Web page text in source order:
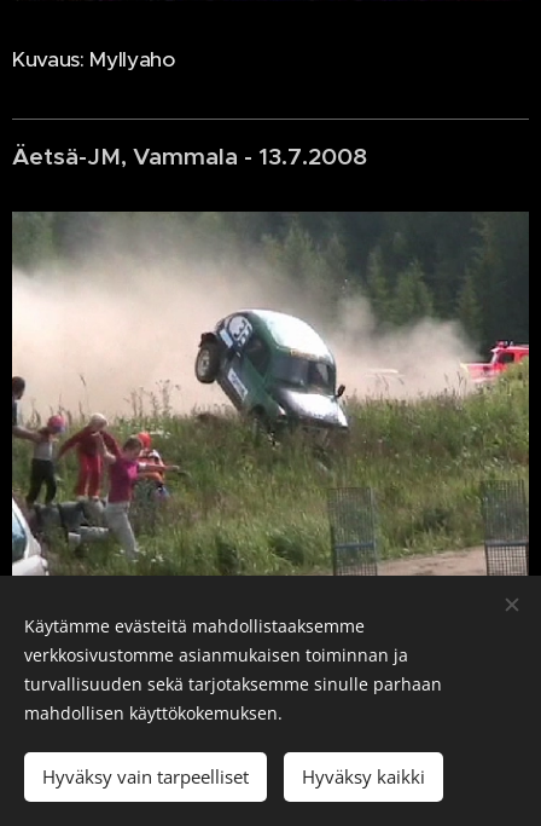
Kuvaus: Myllyaho
Äetsä-JM, Vammala - 13.7.2008
Kuvaus: JK-Koosteet
Merenna-JM, Karstula - 13.7.2008
Käytämme evästeitä mahdollistaaksemme
verkkosivustomme asianmukaisen toiminnan ja
turvallisuuden sekä tarjotaksemme sinulle parhaan
mahdollisen käyttökokemuksen.
Hyväksy vain tarpeelliset Hyväksy kaikki